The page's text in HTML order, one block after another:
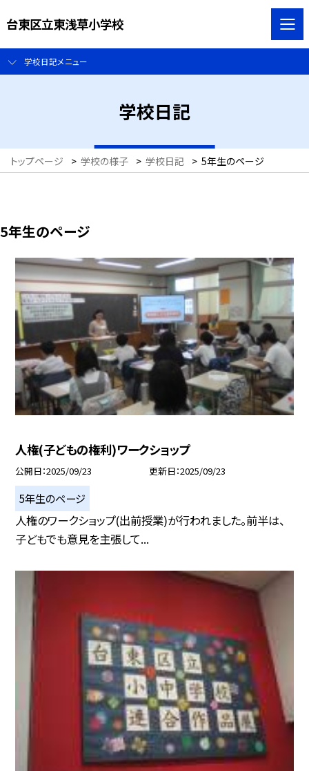
台東区立東浅草小学校
学校日記メニュー
学校日記
トップページ > 学校の様子 > 学校日記 > 5年生のページ
5年生のページ
人権(子どもの権利)ワークショップ
公開日 2025/09/23 更新日 2025/09/23
5年生のページ
人権のワークショップ(出前授業)が行われました。前半は、
子どもでも意見を主張して...